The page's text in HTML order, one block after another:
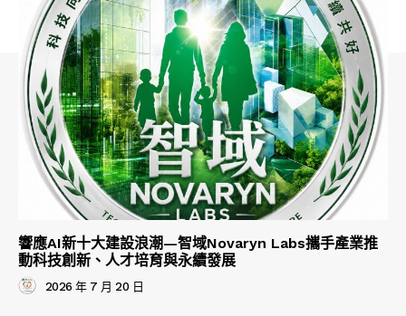
響應AI新十大建設浪潮—智域Novaryn Labs攜手產業推
動科技創新、人才培育與永續發展
2026 年 7 月 20 日